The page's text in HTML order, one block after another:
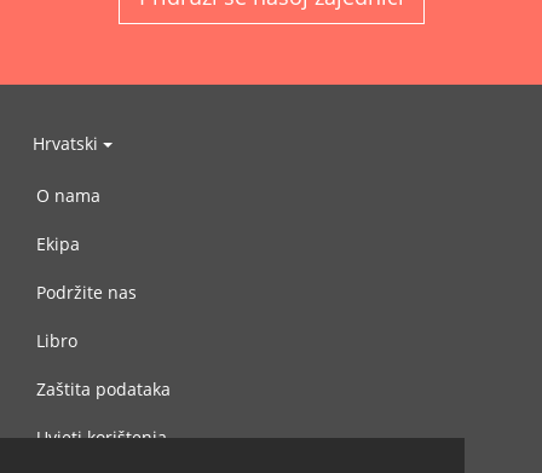
Hrvatski
O nama
Ekipa
Podržite nas
Libro
Zaštita podataka
Uvjeti korištenja